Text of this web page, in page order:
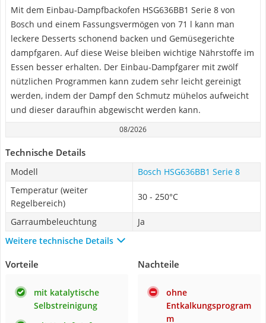
Mit dem Einbau-Dampfbackofen HSG636BB1 Serie 8 von
Bosch und einem Fassungsvermögen von 71 l kann man
leckere Desserts schonend backen und Gemüsegerichte
dampfgaren. Auf diese Weise bleiben wichtige Nährstoffe im
Essen besser erhalten. Der Einbau-Dampfgarer mit zwölf
nützlichen Programmen kann zudem sehr leicht gereinigt
werden, indem der Dampf den Schmutz mühelos aufweicht
und dieser daraufhin abgewischt werden kann.
08/2026
Technische Details
Modell
Bosch HSG636BB1 Serie 8
Temperatur (weiter
Regelbereich)
30 - 250°C
Garraumbeleuchtung
Ja
Weitere technische Details
Vorteile
mit katalytische
Selbstreinigung
Nachteile
ohne
Entkalkungsprogram
m